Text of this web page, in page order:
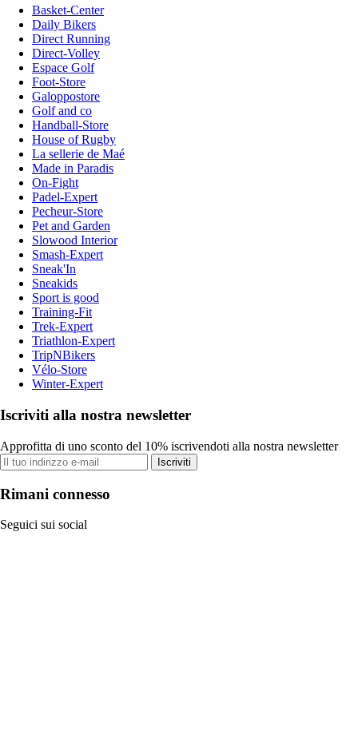
Basket-Center
Daily Bikers
Direct Running
Direct-Volley
Espace Golf
Foot-Store
Galoppostore
Golf and co
Handball-Store
House of Rugby
La sellerie de Maé
Made in Paradis
On-Fight
Padel-Expert
Pecheur-Store
Pet and Garden
Slowood Interior
Smash-Expert
Sneak'In
Sneakids
Sport is good
Training-Fit
Trek-Expert
Triathlon-Expert
TripNBikers
Vélo-Store
Winter-Expert
Iscriviti alla nostra newsletter
Approfitta di uno sconto del 10% iscrivendoti alla nostra newsletter
Iscriviti
Rimani connesso
Seguici sui social